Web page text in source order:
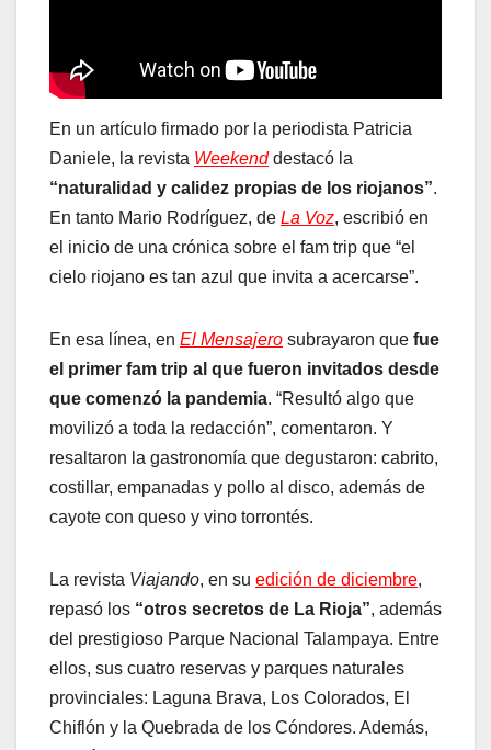
En un artículo firmado por la periodista Patricia
Daniele, la revista Weekenddestacó la
“naturalidad y calidez propias de los riojanos”.
En tanto Mario Rodríguez, de La Voz, escribió en
el inicio de una crónica sobre el fam trip que “el
cielo riojano es tan azul que invita a acercarse”.
En esa línea, en El Mensajero subrayaron que fue
el primer fam trip al que fueron invitados desde
que comenzó la pandemia. “Resultó algo que
movilizó a toda la redacción”, comentaron. Y
resaltaron la gastronomía que degustaron: cabrito,
costillar, empanadas y pollo al disco, además de
cayote con queso y vino torrontés.
La revista Viajando, en su edición de diciembre,
repasó los “otros secretos de La Rioja”, además
del prestigioso Parque Nacional Talampaya. Entre
ellos, sus cuatro reservas y parques naturales
provinciales: Laguna Brava, Los Colorados, El
Chiflón y la Quebrada de los Cóndores. Además,